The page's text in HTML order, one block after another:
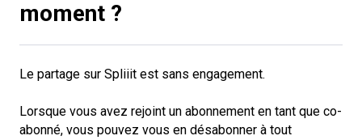
moment ?
Le partage sur Spliiit est sans engagement.
Lorsque vous avez rejoint un abonnement en tant que co-
abonné, vous pouvez vous en désabonner à tout